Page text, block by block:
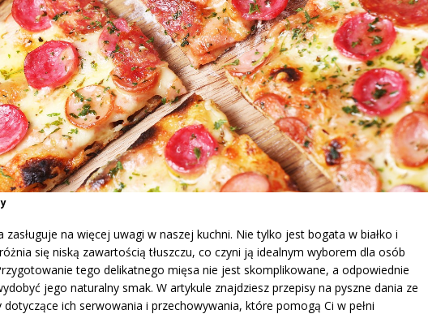
zasługuje na więcej uwagi w naszej kuchni. Nie tylko jest bogata w białko i
się niską zawartością tłuszczu, co czyni ją idealnym wyborem dla osób
tego delikatnego mięsa nie jest skomplikowane, a odpowiednie
jego naturalny smak. W artykule znajdziesz przepisy na pyszne dania ze
ich serwowania i przechowywania, które pomogą Ci w pełni